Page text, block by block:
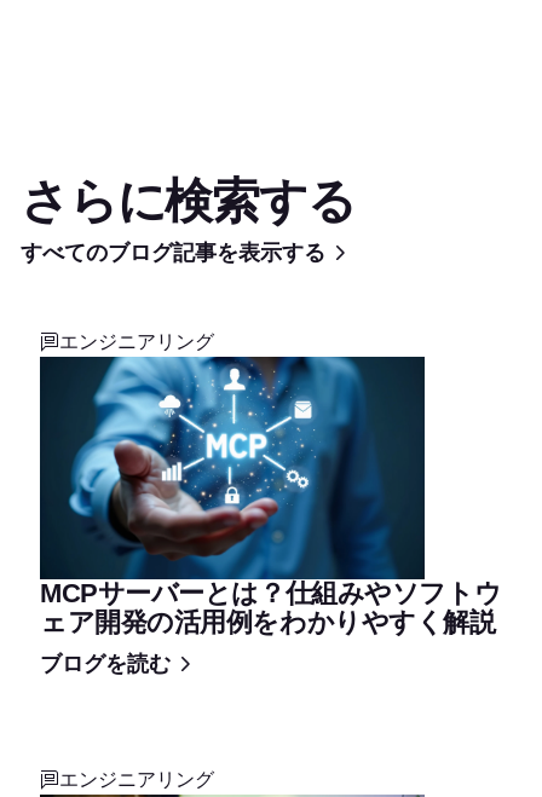
さらに検索する
すべてのブログ記事を表示する
エンジニアリング
MCPサーバーとは？仕組みやソフトウ
ェア開発の活用例をわかりやすく解説
ブログを読む
エンジニアリング